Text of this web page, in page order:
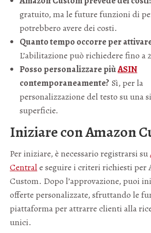
gratuito, ma le future funzioni di
potrebbero avere dei costi.
Quanto tempo occorre per
L’abilitazione può richiedere fino a
Posso personalizzare piùASIN
contemporaneamente? Sì, per la
personalizzazione del testo su una
superficie.
Iniziare con Amazon
Per iniziare, è necessario registrarsi su
Centrale seguire i criteri richiesti per
Custom. Dopo l’approvazione, puoi
offerte personalizzate, sfruttando le
piattaforma per attrarre clienti alla
unici.